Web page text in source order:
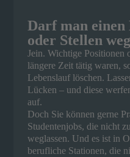
Darf man einen
oder Stellen
Jein. Wichtige Positionen
längere Zeit tätig waren,
Lebenslauf löschen.
Lücken – und diese
auf.
Doch Sie können gerne
Studentenjobs, die nicht
weglassen. Und es ist in
berufliche Stationen, die